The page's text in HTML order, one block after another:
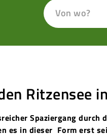
Von wo?
Ritzensee
Spaziergang durch
es in dieser Form erst